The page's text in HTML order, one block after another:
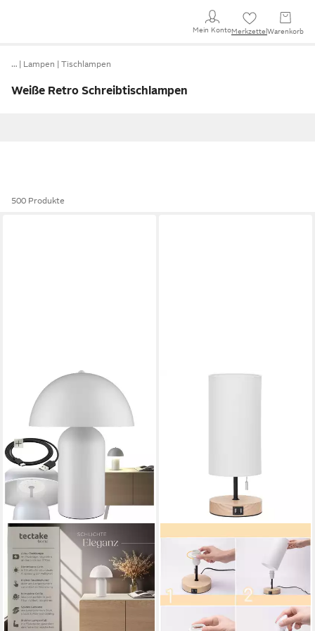
Mein KontoMerkzettel Warenkorb
… Lampen Tischlampen
Weiße Retro Schreibtischlampen
500 Produkte